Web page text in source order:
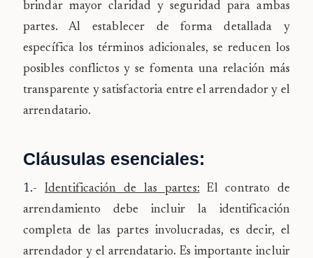
brindar mayor claridad y seguridad para ambas
partes. Al establecer de forma detallada y
específica los términos adicionales, se reducen los
posibles conflictos y se fomenta una relación más
transparente y satisfactoria entre el arrendador y el
arrendatario.
Cláusulas esenciales:
1.- Identificación de las partes: El contrato de
arrendamiento debe incluir la identificación
completa de las partes involucradas, es decir, el
arrendador y el arrendatario. Es importante incluir